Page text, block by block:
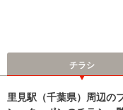
チラシ
里見駅（千葉県）周辺の